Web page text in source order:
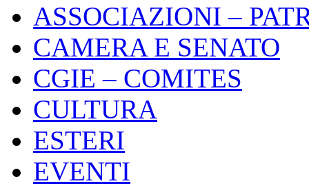
ASSOCIAZIONI –
CAMERA E SENATO
CGIE – COMITES
CULTURA
ESTERI
EVENTI